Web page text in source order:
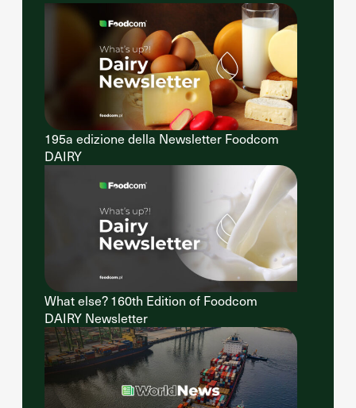
195a edizione della Newsletter Foodcom
DAIRY
What else? 160th Edition of Foodcom
DAIRY Newsletter